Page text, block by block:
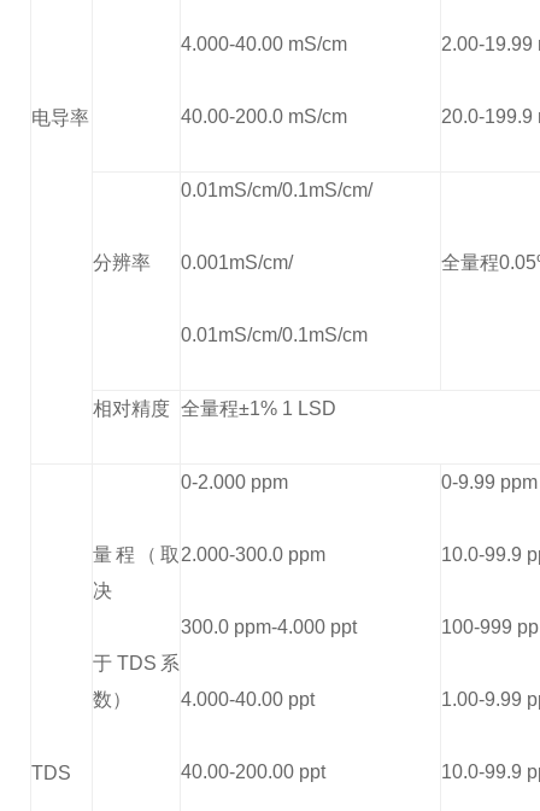
电导率
4.000-40.00 mS/cm
40.00-200.0 mS/cm
2.00-19.99
20.0-199.9
分辨率
0.01mS/cm/0.1mS/cm/
0.001mS/cm/
0.01mS/cm/0.1mS/cm
全量程
相对精度 全量程±1% 1 LSD
TDS
量程（取
决
于TDS系
数）
0-2.000 ppm
2.000-300.0 ppm
300.0 ppm-4.000 ppt
4.000-40.00 ppt
40.00-200.00 ppt
0-9.99 ppm
10.0-99.9
100-999
1.00-9.99
10.0-99.9